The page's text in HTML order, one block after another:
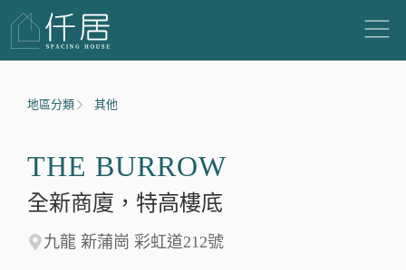
地區分類 其他
THE BURROW
全新商廈，特高樓底
九龍 新蒲崗 彩虹道212號